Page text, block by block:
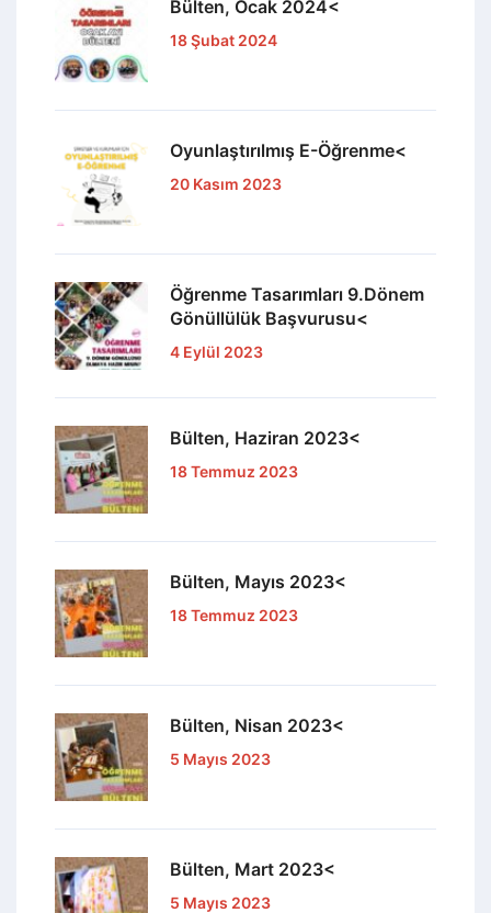
Bülten, Ocak 2024<
18 Şubat 2024
Oyunlaştırılmış E-Öğrenme<
20 Kasım 2023
Öğrenme Tasarımları 9.Dönem
Gönüllülük Başvurusu<
4 Eylül 2023
Bülten, Haziran 2023<
18 Temmuz 2023
Bülten, Mayıs 2023<
18 Temmuz 2023
Bülten, Nisan 2023<
5 Mayıs 2023
Bülten, Mart 2023<
5 Mayıs 2023